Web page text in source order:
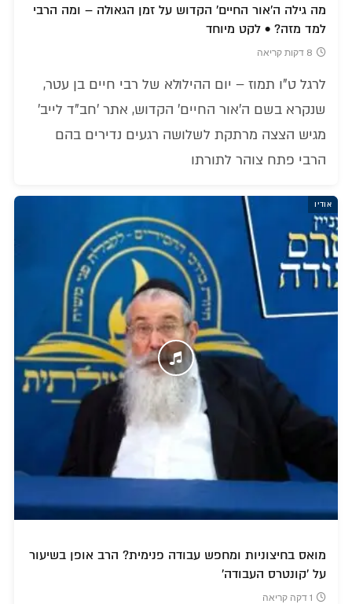
מה גילה ה'אור החיים' הקדוש על זמן הגאולה – ומה הרבי
למד מזה? • לקט מיוחד
8 דקות קריאה
לרגל ט"ו תמוז – יום ההילולא של רבי חיים בן עטר,
שנקרא בשם ה'אור החיים' הקדוש, אתר 'חב"ד לייב'
מגיש הצצה מרתקת לשלושה רגעים נדירים בהם
הרבי פתח צוהר לתורתו
אודיו
מואס בחיצוניות ומחפש עבודה פנימית? הרב אופן בשיעור
על 'קונטרס העבודה'
1 דקה קריאה